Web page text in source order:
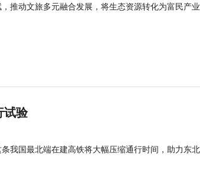
推动文旅多元融合发展，将生态资源转化为富民产
试验
我国最北端在建高铁将大幅压缩通行时间，助力东